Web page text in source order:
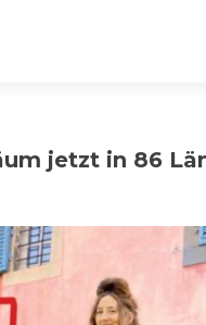
jetzt in 86